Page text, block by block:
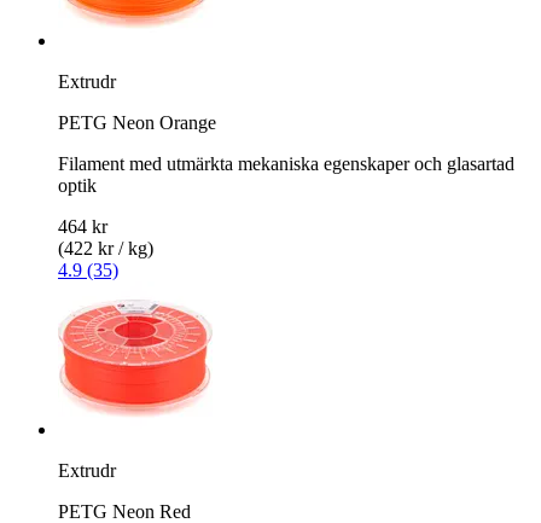
Extrudr
PETG Neon Orange
Filament med utmärkta mekaniska egenskaper och glasartad
optik
464 kr
(422 kr / kg)
4.9 (35)
Extrudr
PETG Neon Red